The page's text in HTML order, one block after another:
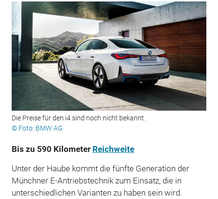
Die Preise für den i4 sind noch nicht bekannt.
© Foto: BMW AG
Bis zu 590 Kilometer Reichweite
Unter der Haube kommt die fünfte Generation der
Münchner E-Antriebstechnik zum Einsatz, die in
unterschiedlichen Varianten zu haben sein wird.